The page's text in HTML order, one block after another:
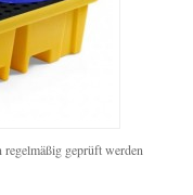
geprüft werden